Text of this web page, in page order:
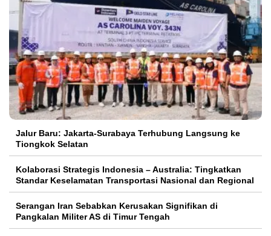
Jalur Baru: Jakarta-Surabaya Terhubung Langsung ke
Tiongkok Selatan
Kolaborasi Strategis Indonesia – Australia: Tingkatkan
Standar Keselamatan Transportasi Nasional dan Regional
Serangan Iran Sebabkan Kerusakan Signifikan di
Pangkalan Militer AS di Timur Tengah